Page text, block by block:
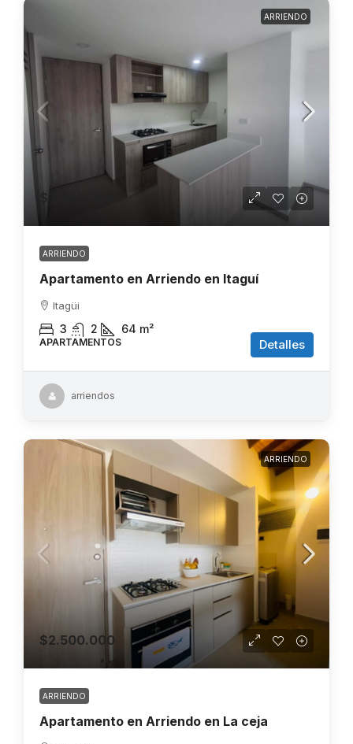
ARRIENDO
$3.200.000
ARRIENDO
Apartamento en Arriendo en Itaguí
Itagüi
3 2 64 m²
APARTAMENTOS Detalles
arriendos
ARRIENDO
$2.500.000
ARRIENDO
Apartamento en Arriendo en La ceja